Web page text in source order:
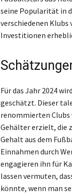
seine Popularität in
verschiedenen
Investitionen
Für das Jahr 2024
geschätzt. Dieser
renommierten Clubs
Gehälter erzielt, die
Gehalt aus dem
Einnahmen durch
engagieren ihn für
lassen vermuten,
könnte, wenn man